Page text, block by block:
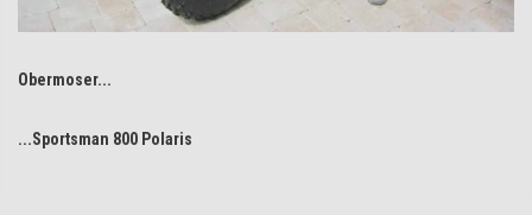
Obermoser...
...Sportsman 800 Polaris